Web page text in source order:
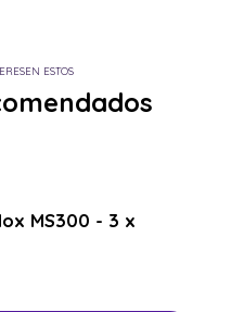
ESTOS
MS300 - 3 x